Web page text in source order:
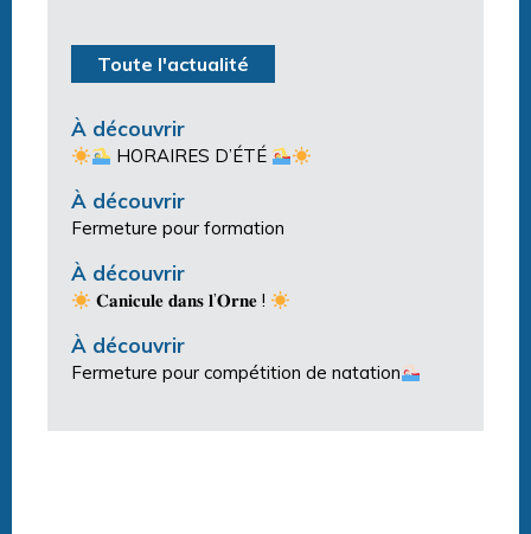
Toute l'actualité
À découvrir
HORAIRES D’ÉTÉ
À découvrir
Fermeture pour formation
À découvrir
𝐂𝐚𝐧𝐢𝐜𝐮𝐥𝐞 𝐝𝐚𝐧𝐬 𝐥’𝐎𝐫𝐧𝐞 !
À découvrir
Fermeture pour compétition de natation